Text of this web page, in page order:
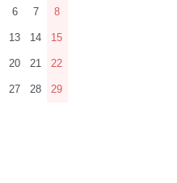
6 7 8
13 14 15
20 21 22
27 28 29